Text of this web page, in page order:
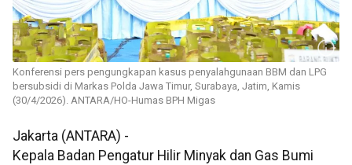
Konferensi pers pengungkapan kasus penyalahgunaan BBM dan LPG
bersubsidi di Markas Polda Jawa Timur, Surabaya, Jatim, Kamis
(30/4/2026). ANTARA/HO-Humas BPH Migas
Jakarta (ANTARA) -
Kepala Badan Pengatur Hilir Minyak dan Gas Bumi